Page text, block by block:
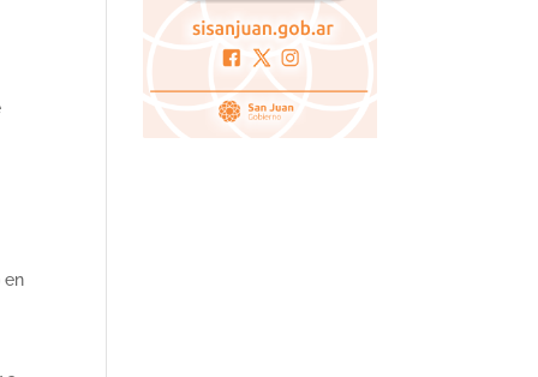
en